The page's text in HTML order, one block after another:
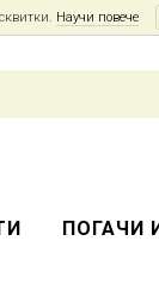
ПОГАЧИ
Научи повече